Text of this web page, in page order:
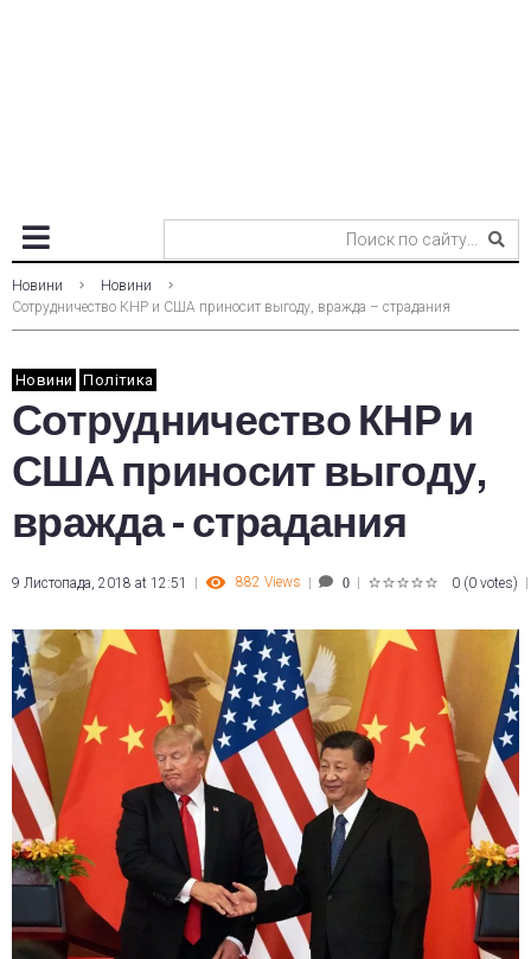
Новини
Новини
Сотрудничество КНР и США приносит выгоду, вражда – страдания
Новини Політика
Сотрудничество КНР и
США приносит выгоду,
вражда - страдания
9 Листопада, 2018 at 12:51 882 Views 0 0 (0 votes)